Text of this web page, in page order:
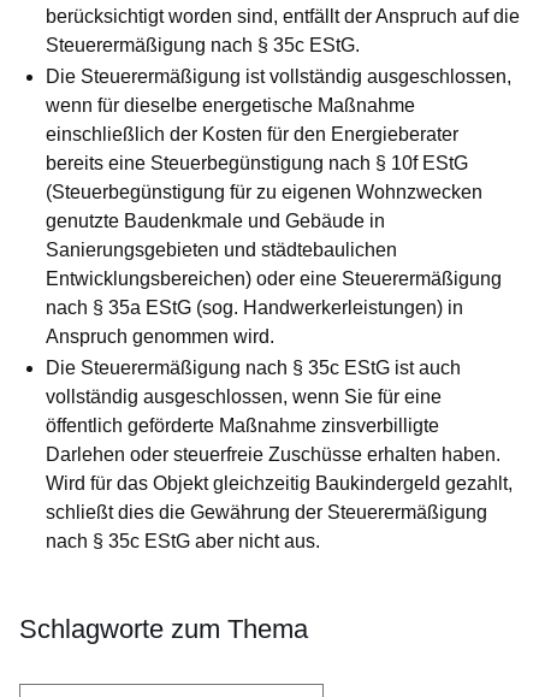
berücksichtigt worden sind, entfällt der Anspruch auf die
Steuerermäßigung nach § 35c EStG.
Die Steuerermäßigung ist vollständig ausgeschlossen,
wenn für dieselbe energetische Maßnahme
einschließlich der Kosten für den Energieberater
bereits eine Steuerbegünstigung nach § 10f EStG
(Steuerbegünstigung für zu eigenen Wohnzwecken
genutzte Baudenkmale und Gebäude in
Sanierungsgebieten und städtebaulichen
Entwicklungsbereichen) oder eine Steuerermäßigung
nach § 35a EStG (sog. Handwerkerleistungen) in
Anspruch genommen wird.
Die Steuerermäßigung nach § 35c EStG ist auch
vollständig ausgeschlossen, wenn Sie für eine
öffentlich geförderte Maßnahme zinsverbilligte
Darlehen oder steuerfreie Zuschüsse erhalten haben.
Wird für das Objekt gleichzeitig Baukindergeld gezahlt,
schließt dies die Gewährung der Steuerermäßigung
nach § 35c EStG aber nicht aus.
Schlagworte zum Thema